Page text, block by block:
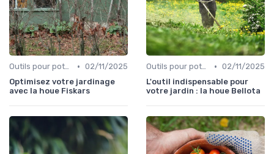
Outils pour potagers • 02/11/2025
Optimisez votre jardinage
avec la houe Fiskars
Outils pour potagers • 02/11/2025
L'outil indispensable pour
votre jardin : la houe Bellota